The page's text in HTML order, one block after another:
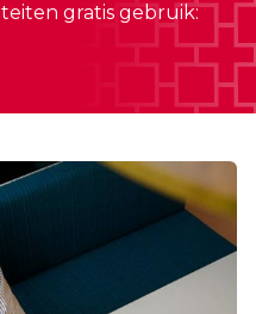
FACILITEITEN
CONTACT
NIEUWS
ACTIE
ONLINE BOEKEN
OFFERTE AANVRAGEN
gratis gebruik: